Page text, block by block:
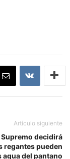
Artículo siguiente
decidirá
regantes pueden
agua del pantano